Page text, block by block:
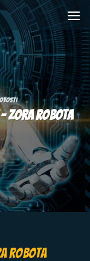
– Zora robota
robota